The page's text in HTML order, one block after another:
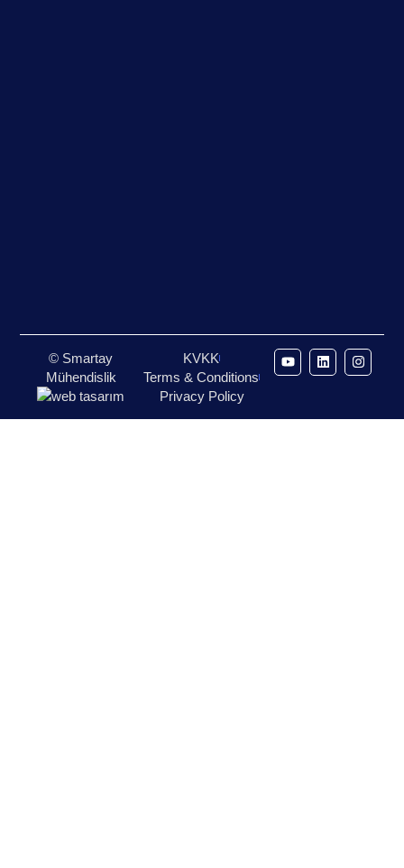
© Smartay
Mühendislik
KVKK
Terms & Conditions
Privacy Policy